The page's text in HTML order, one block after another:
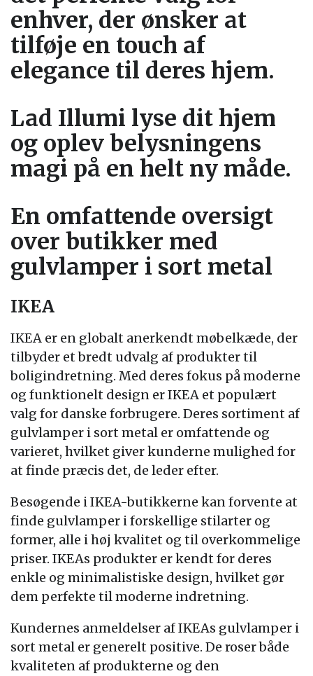
enhver, der ønsker at
tilføje en touch af
elegance til deres hjem.
Lad Illumi lyse dit hjem
og oplev belysningens
magi på en helt ny måde.
En omfattende oversigt
over butikker med
gulvlamper i sort metal
IKEA
IKEA er en globalt anerkendt møbelkæde, der
tilbyder et bredt udvalg af produkter til
boligindretning. Med deres fokus på moderne
og funktionelt design er IKEA et populært
valg for danske forbrugere. Deres sortiment af
gulvlamper i sort metal er omfattende og
varieret, hvilket giver kunderne mulighed for
at finde præcis det, de leder efter.
Besøgende i IKEA-butikkerne kan forvente at
finde gulvlamper i forskellige stilarter og
former, alle i høj kvalitet og til overkommelige
priser. IKEAs produkter er kendt for deres
enkle og minimalistiske design, hvilket gør
dem perfekte til moderne indretning.
Kundernes anmeldelser af IKEAs gulvlamper i
sort metal er generelt positive. De roser både
kvaliteten af produkterne og den